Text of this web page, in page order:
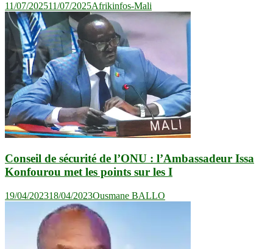
11/07/202511/07/2025Afrikinfos-Mali
Conseil de sécurité de l’ONU : l’Ambassadeur Issa
Konfourou met les points sur les I
19/04/202318/04/2023Ousmane BALLO